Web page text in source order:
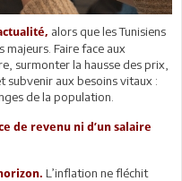
alors que les Tunisiens
Faire face aux
surmonter la hausse des prix,
subvenir aux besoins vitaux :
de la population.
de revenu ni d’un salaire
L’inflation ne fléchit